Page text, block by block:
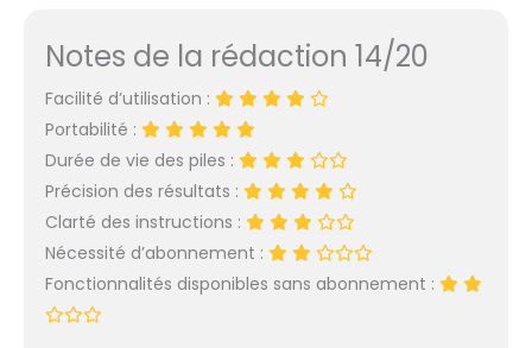
Notes de la rédaction 14/20
Facilité d’utilisation :
Portabilité :
Durée de vie des piles :
Précision des résultats :
Clarté des instructions :
Nécessité d’abonnement :
Fonctionnalités disponibles sans abonnement :